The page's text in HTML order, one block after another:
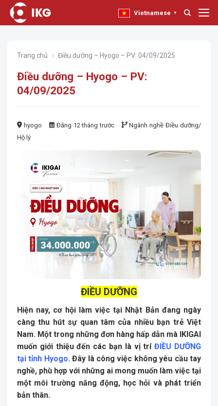
qua
Vietnamese ▼
Trang chủ » Điều dưỡng – Hyogo – PV: 04/09/2025
Điều dưỡng – Hyogo – PV:
04/09/2025
hyogo Đăng 12 tháng trước Ngành nghềĐiều dưỡng/
Hộ lý
ĐIỀU DƯỠNG
Hiện nay, cơ hội làm việc tại Nhật Bản đang ngày
càng thu hút sự quan tâm của nhiều bạn trẻ Việt
Nam. Một trong những đơn hàng hấp dẫn mà IKIGAI
muốn giới thiệu đến các bạn là vị tríĐIỀU DƯỠNG
tại tỉnh Hyogo.Đây là công việc không yêu cầu tay
nghề, phù hợp với những ai mong muốn làm việc tại
một môi trường năng động, học hỏi và phát triển
bản thân.